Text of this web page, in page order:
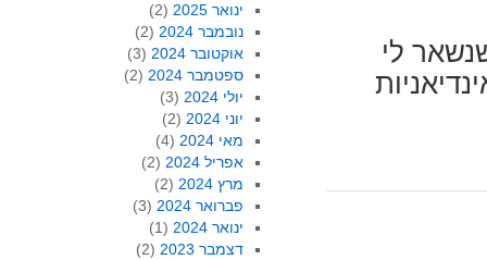
לי
ינואר 2025
(2)
נובמבר 2024
(2)
אוקטובר 2024
(3)
ספטמבר 2024
(2)
יולי 2024
(3)
יוני 2024
(2)
מאי 2024
(4)
אפריל 2024
(2)
מרץ 2024
(2)
פברואר 2024
(3)
ינואר 2024
(1)
דצמבר 2023
(2)